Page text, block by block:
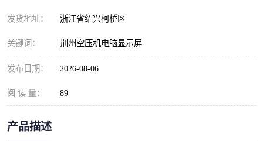
发货地址： 浙江省绍兴柯桥区
关键词： 荆州空压机电脑显示屏
发布日期： 2026-08-06
阅 读 量： 89
产品描述